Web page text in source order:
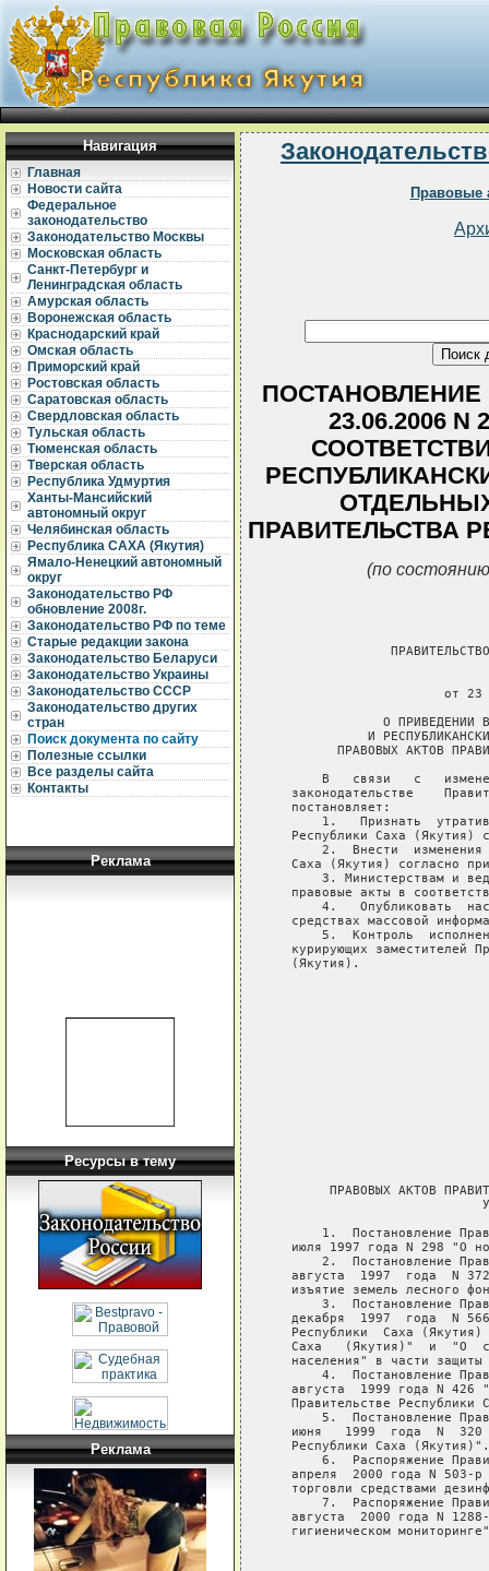
Навигация
Главная
Новости сайта
Федеральное
законодательство
Законодательство Москвы
Московская область
Санкт-Петербург и
Ленинградская область
Амурская область
Воронежская область
Краснодарский край
Омская область
Приморский край
Ростовская область
Саратовская область
Свердловская область
Тульская область
Тюменская область
Тверская область
Республика Удмуртия
Ханты-Мансийский
автономный округ
Челябинская область
Республика САХА (Якутия)
Ямало-Ненецкий автономный
округ
Законодательство РФ
обновление 2008г.
Законодательство РФ по теме
Старые редакции закона
Законодательство Беларуси
Законодательство Украины
Законодательство СССР
Законодательство других
стран
Поиск документа по сайту
Полезные ссылки
Все разделы сайта
Контакты
Реклама
Ресурсы в тему
Реклама
Правовые
ПОСТАНОВЛЕНИЕ
23.06.2006
ПРАВИТЕЛЬСТВА
(по
от 23
О ПРИВЕДЕНИИ
И
ПРАВОВЫХ АКТОВ
В   связи   с
законодательстве
   постановляет:
1.   Признать
Республики Саха (Якутия)
2.  Внести
Саха (Якутия) согласно
3. Министерствам и
правовые акты в
4.   Опубликовать
средствах массовой
5.  Контроль
курирующих заместителей
   (Якутия).
ПРАВОВЫХ АКТОВ
1.  Постановление
июля 1997 года N 298 "О
2.  Постановление
августа  1997  года  N
изъятие земель лесного
3.  Постановление
декабря  1997  года  N
Республики  Саха
Саха   (Якутия)"  и  "О
населения" в части
4.  Постановление
августа  1999 года N 426
Правительстве Республики
5.  Постановление
июня   1999  года  N
   Республики Саха (Якутия)".
6.  Распоряжение
апреля  2000 года N 503-
торговли средствами
7.  Распоряжение
августа  2000 года N
гигиеническом